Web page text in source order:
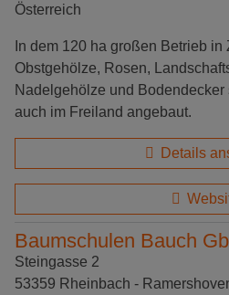
Österreich
In dem 120 ha großen Betrieb
Obstgehölze, Rosen,
Nadelgehölze und
auch im Freiland angebaut.
Details
Baumschulen Bauch
Steingasse 2
53359 Rheinbach -